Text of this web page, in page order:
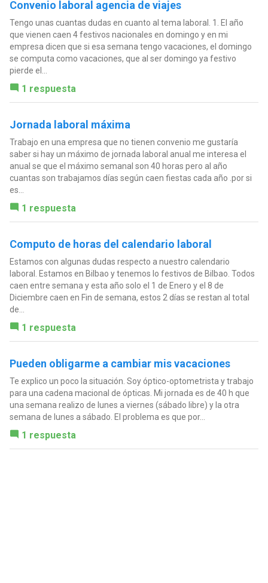
Convenio laboral agencia de viajes
Tengo unas cuantas dudas en cuanto al tema laboral. 1. El año
que vienen caen 4 festivos nacionales en domingo y en mi
empresa dicen que si esa semana tengo vacaciones, el domingo
se computa como vacaciones, que al ser domingo ya festivo
pierde el...
1 respuesta
Jornada laboral máxima
Trabajo en una empresa que no tienen convenio me gustaría
saber si hay un máximo de jornada laboral anual me interesa el
anual se que el máximo semanal son 40 horas pero al año
cuantas son trabajamos días según caen fiestas cada año .por si
es...
1 respuesta
Computo de horas del calendario laboral
Estamos con algunas dudas respecto a nuestro calendario
laboral. Estamos en Bilbao y tenemos lo festivos de Bilbao. Todos
caen entre semana y esta año solo el 1 de Enero y el 8 de
Diciembre caen en Fin de semana, estos 2 días se restan al total
de...
1 respuesta
Pueden obligarme a cambiar mis vacaciones
Te explico un poco la situación. Soy óptico-optometrista y trabajo
para una cadena macional de ópticas. Mi jornada es de 40 h que
una semana realizo de lunes a viernes (sábado libre) y la otra
semana de lunes a sábado. El problema es que por...
1 respuesta